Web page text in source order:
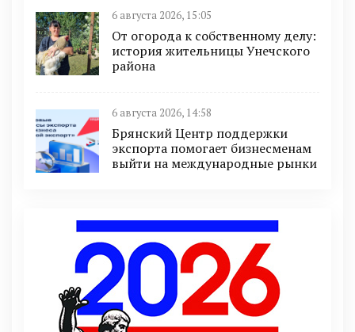
6 августа 2026, 15:05
От огорода к собственному делу:
история жительницы Унечского
района
6 августа 2026, 14:58
Брянский Центр поддержки
экспорта помогает бизнесменам
выйти на международные рынки